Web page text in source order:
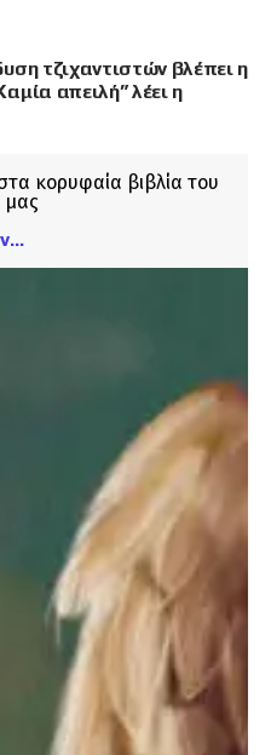
τζιχαντιστών βλέπει η
απειλή” λέει η
κορυφαία βιβλία του
μας